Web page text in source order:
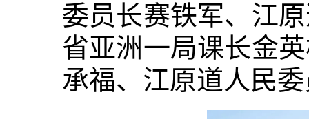
委员长赛铁军、江
省亚洲一局课长金
承福、江原道人民